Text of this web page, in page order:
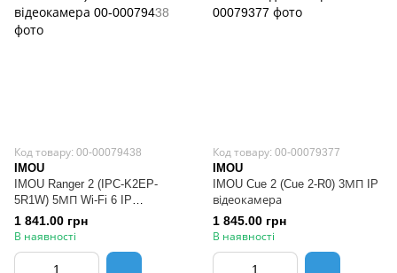
Код товару: 00-00079438
IMOU
IMOU Ranger 2 (IPC-K2EP-
5R1W) 5МП Wi-Fi 6 IP
відеокамера
1 841.00 грн
В наявності
Код товару: 00-00079377
IMOU
IMOU Cue 2 (Cue 2-R0) 3МП IP
відеокамера
1 845.00 грн
В наявності